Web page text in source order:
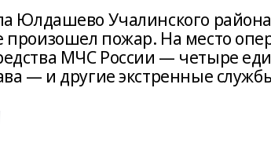
Юлдашево Учалинского
пожар. На место
МЧС России — четыре
— и другие экстренные